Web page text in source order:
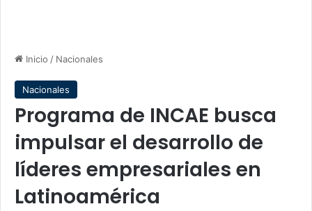
Inicio / Nacionales
Nacionales
Programa de INCAE busca
impulsar el desarrollo de
líderes empresariales en
Latinoamérica